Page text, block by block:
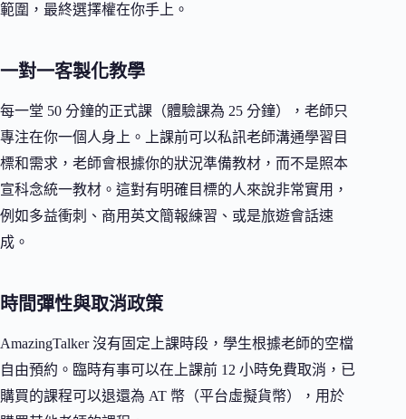
範圍，最終選擇權在你手上。
一對一客製化教學
每一堂 50 分鐘的正式課（體驗課為 25 分鐘），老師只
專注在你一個人身上。上課前可以私訊老師溝通學習目
標和需求，老師會根據你的狀況準備教材，而不是照本
宣科念統一教材。這對有明確目標的人來說非常實用，
例如多益衝刺、商用英文簡報練習、或是旅遊會話速
成。
時間彈性與取消政策
AmazingTalker 沒有固定上課時段，學生根據老師的空檔
自由預約。臨時有事可以在上課前 12 小時免費取消，已
購買的課程可以退還為 AT 幣（平台虛擬貨幣），用於